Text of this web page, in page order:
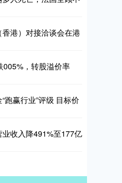
港）对接洽谈会在港
005%，转股溢价率
跑赢行业”评级 目标价
收入降491%至177亿